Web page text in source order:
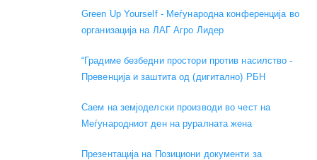
Green Up Yourself - Меѓународна конференција во
организација на ЛАГ Агро Лидер
“Градиме безбедни простори против насилство -
Превенција и заштита од (дигитално) РБН
Саем на земјоделски производи во чест на
Меѓународниот ден на руралната жена
Презентација на Позициони документи за